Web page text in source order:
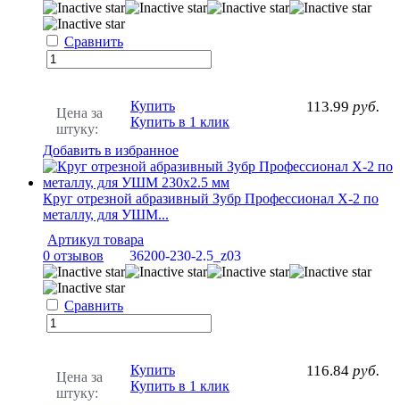
Сравнить
Цена за
штуку:
113.99 руб.
Купить
Купить в 1 клик
Добавить в избранное
Круг отрезной абразивный Зубр Профессионал X-2 по
металлу, для УШМ...
Артикул товара
36200-230-2.5_z03
0 отзывов
Сравнить
Цена за
штуку:
116.84 руб.
Купить
Купить в 1 клик